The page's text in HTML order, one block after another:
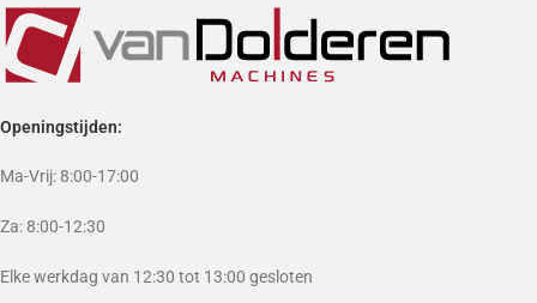
Openingstijden:
Ma-Vrij: 8:00-17:00
Za: 8:00-12:30
Elke werkdag van 12:30 tot 13:00 gesloten